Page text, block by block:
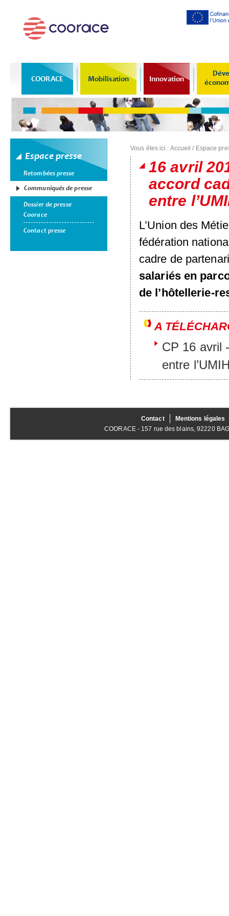
COORACE Mobilisation Innovation
Espace presse
Retombées presse
Communiqués de presse
Dossier de presse
Coorace
Contact presse
Vous êtes ici : Accueil / Espace
16 avril
accord
entre
L’Union des
fédération
cadre de
salariés en
de l’hôtellerie-
A
CP 16 avril
entre
Contact
Mentions légales
COORACE - 157 rue des blains, 92220